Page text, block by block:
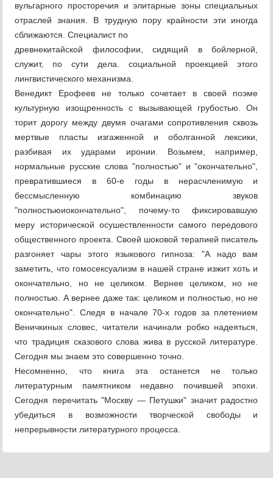
вульгарного просторечия и элитарные зоны специальных
отраслей знания. В трудную пору крайности эти иногда
сближаются. Специалист по
древнекитайской философии, сидящий в бойлерной,
служит, по сути дела. социальной проекцией этого
лингвистического механизма.
Венедикт Ерофеев не только сочетает в своей поэме
культурную изощренность с вызывающей грубостью. Он
торит дорогу между двумя очагами сопротивления сквозь
мертвые пласты изгаженной и оболганной лексики,
разбивая их ударами иронии. Возьмем, например,
нормальные русские слова "полностью" и "окончательно",
превратившиеся в 60-е годы в нерасчленимую и
бессмысленную комбинацию звуков
"полностьюиокончательно", почему-то фиксировавшую
меру исторической осушествленности самого передового
общественного проекта. Своей шоковой терапией писатель
разгоняет чары этого языкового гипноза: "А надо вам
заметить, что гомосексуализм в нашей стране изжит хоть и
окончательно, но не целиком. Вернее целиком, но не
полностью. А вернее даже так: целиком и полностью, но не
окончательно". Следя в начале 70-х годов за плетением
Веничкиных словес, читатели начинали робко надеяться,
что традиция сказового слова жива в русской литературе.
Сегодня мы знаем это совершенно точно.
Несомненно, что книга эта останется не только
литературным памятником недавно почившей эпохи.
Сегодня перечитать "Москву — Петушки" значит радостно
убедиться в возможности творческой свободы и
непрерывности литературного процесса.